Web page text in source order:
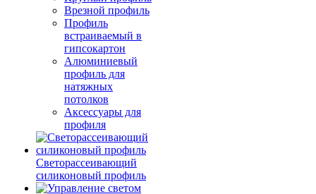
Врезной профиль
Профиль
встраиваемый в
гипсокартон
Алюминиевый
профиль для
натяжных
потолков
Аксессуары для
профиля
Светорассеивающий
силиконовый профиль